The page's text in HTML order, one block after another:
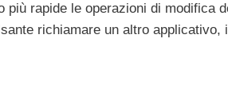
più rapide le operazioni di modifica
richiamare un altro applicativo, il